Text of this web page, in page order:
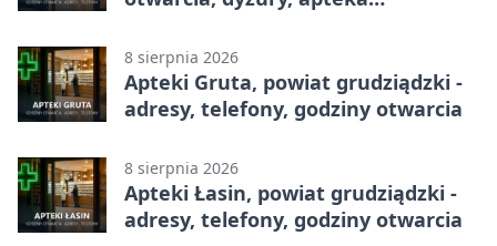
8 sierpnia 2026
Apteki Gruta, powiat grudziądzki -
adresy, telefony, godziny otwarcia
8 sierpnia 2026
Apteki Łasin, powiat grudziądzki -
adresy, telefony, godziny otwarcia